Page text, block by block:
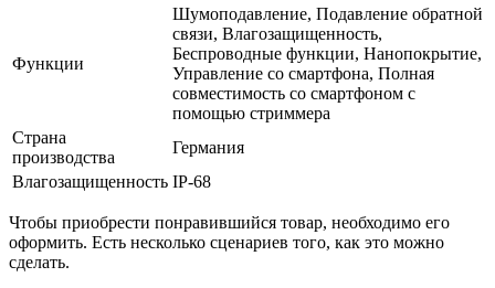
Функции
Шумоподавление, Подавление обратной
связи, Влагозащищенность,
Беспроводные функции, Нанопокрытие,
Управление со смартфона, Полная
совместимость со смартфоном с
помощью стриммера
Страна
производства
Германия
Влагозащищенность IP-68
Чтобы приобрести понравившийся товар, необходимо его
оформить. Есть несколько сценариев того, как это можно
сделать.